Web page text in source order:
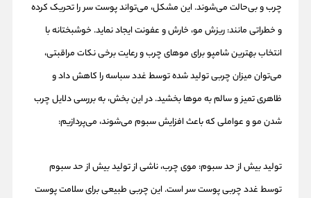
چرب و بی‌حالت می‌شوند. این مشکل، می‌تواند پوست سر را تحریک کرده
و خطراتی مانند: ریزش مو، خارش و عفونت ایجاد نماید. خوشبختانه با
انتخاب بهترین شامپو برای موهای چرب و رعایت برخی نکات مراقبتی،
می‌توان میزان چربی تولید شده توسط غدد سباسه را کاهش داد و
ظاهری تمیز و سالم به موها بخشید. در این بخش، به بررسی دلایل چرب
شدن مو و عواملی که باعث افزایش سبوم می‌شوند، می‌پردازیم:
تولید بیش از حد سبوم: موی چرب، ناشی از تولید بیش از حد سبوم
توسط غدد چربی پوست سر است. این چربی طبیعی برای سلامت پوست